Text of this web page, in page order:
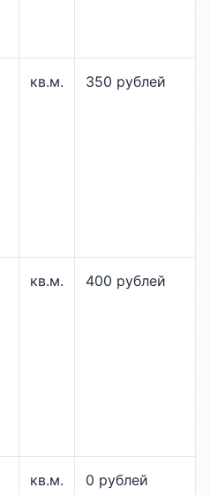
кв.м. 350 рублей
кв.м. 400 рублей
кв.м. 0 рублей